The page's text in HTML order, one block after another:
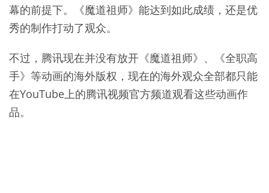
幕的前提下。《魔道祖师》能达到如此成绩，还是优
秀的制作打动了观众。
不过，腾讯现在并没有放开《魔道祖师》、《全职高
手》等动画的海外版权，现在的海外观众全部都只能
在YouTube上的腾讯视频官方频道观看这些动画作
品。